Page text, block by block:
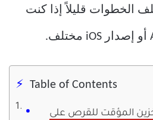
الخطوات قليلاً إذا كنت
Table of Contents
المؤقت للقرص على